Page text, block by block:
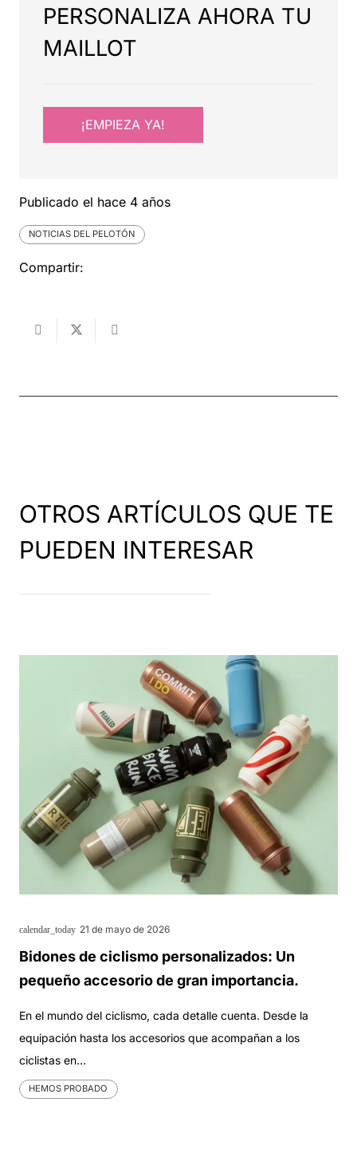
PERSONALIZA AHORA TU
MAILLOT
¡EMPIEZA YA!
Publicado el hace 4 años
NOTICIAS DEL PELOTÓN
Compartir:
OTROS ARTÍCULOS QUE TE
PUEDEN INTERESAR
calendar_today 21 de mayo de 2026
Bidones de ciclismo personalizados: Un
pequeño accesorio de gran importancia.
En el mundo del ciclismo, cada detalle cuenta. Desde la
equipación hasta los accesorios que acompañan a los
ciclistas en…
HEMOS PROBADO